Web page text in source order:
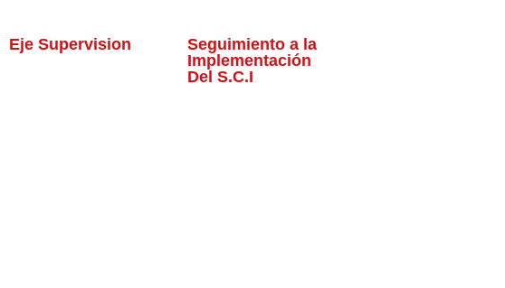
Eje Supervision
Seguimiento a la
Implementación
Del S.C.I